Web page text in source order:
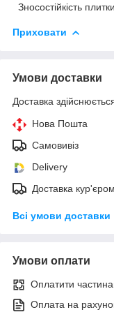
Зносостійкість плитки
Приховати
Умови доставки
Доставка
Нова Пошта
Самовивіз
Delivery
Доставка
Всі умови доставки
Умови оплати
Оплатити
Оплата на